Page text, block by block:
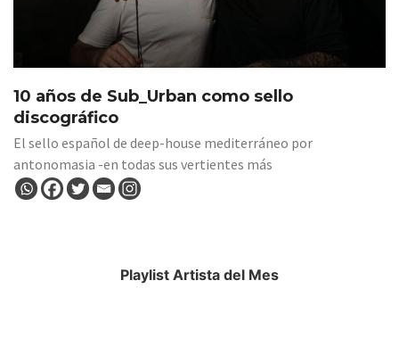
10 años de Sub_Urban como sello
discográfico
El sello español de deep-house mediterráneo por
antonomasia -en todas sus vertientes más
Playlist Artista del Mes